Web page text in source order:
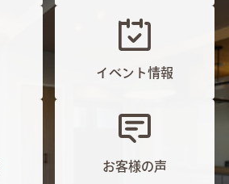
イベント情報
お客様の声